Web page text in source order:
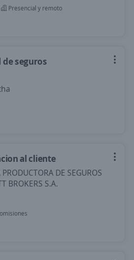
Presencial y remoto
seguros
al cliente
DE SEGUROS
BROKERS S.A.